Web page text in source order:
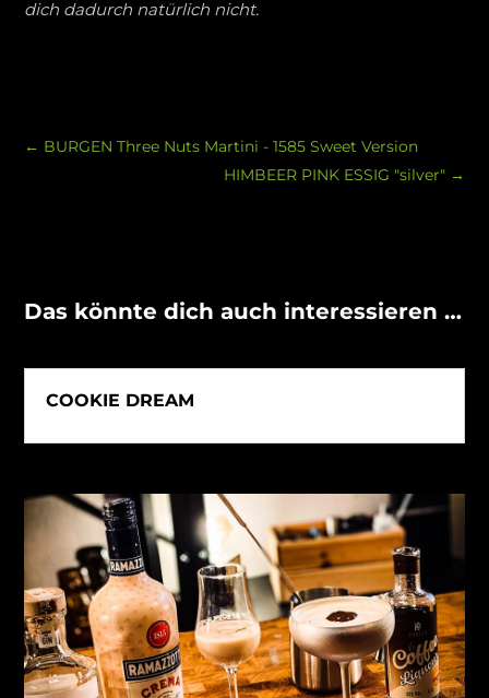
dich dadurch natürlich nicht.
← BURGEN Three Nuts Martini - 1585 Sweet Version
HIMBEER PINK ESSIG "silver"→
Das könnte dich auch interessieren …
COOKIE DREAM